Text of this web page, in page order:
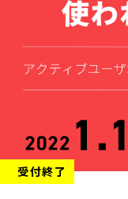
受付終了